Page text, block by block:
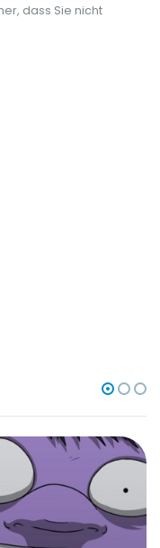
dass Sie nicht